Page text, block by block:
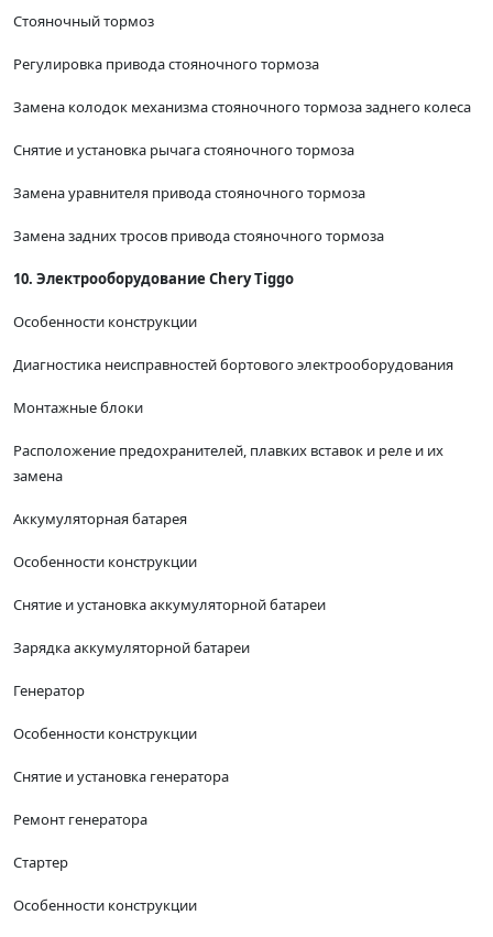
Стояночный тормоз
Регулировка привода стояночного тормоза
Замена колодок механизма стояночного тормоза заднего колеса
Снятие и установка рычага стояночного тормоза
Замена уравнителя привода стояночного тормоза
Замена задних тросов привода стояночного тормоза
10. Электрооборудование Chery Tiggo
Особенности конструкции
Диагностика неисправностей бортового электрооборудования
Монтажные блоки
Расположение предохранителей, плавких вставок и реле и их
замена
Аккумуляторная батарея
Особенности конструкции
Снятие и установка аккумуляторной батареи
Зарядка аккумуляторной батареи
Генератор
Особенности конструкции
Снятие и установка генератора
Ремонт генератора
Стартер
Особенности конструкции